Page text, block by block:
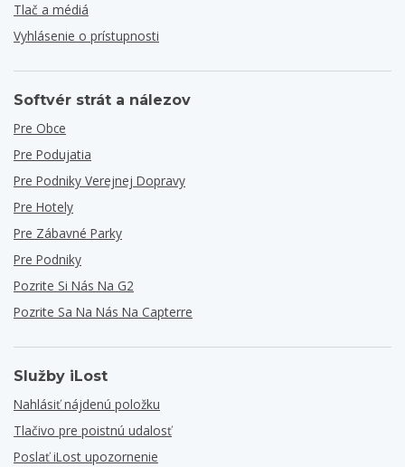
Tlač a médiá
Vyhlásenie o prístupnosti
Softvér strát a nálezov
Pre Obce
Pre Podujatia
Pre Podniky Verejnej Dopravy
Pre Hotely
Pre Zábavné Parky
Pre Podniky
Pozrite Si Nás Na G2
Pozrite Sa Na Nás Na Capterre
Služby iLost
Nahlásiť nájdenú položku
Tlačivo pre poistnú udalosť
Poslať iLost upozornenie